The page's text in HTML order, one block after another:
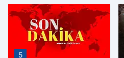
Hayatını Kaybetti
5